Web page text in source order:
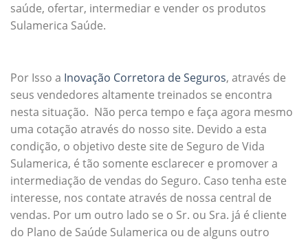
saúde, ofertar, intermediar e vender os produtos
Sulamerica Saúde.
Por Isso a Inovação Corretora de Seguros, através de
seus vendedores altamente treinados se encontra
nesta situação. Não perca tempo e faça agora mesmo
uma cotação através do nosso site. Devido a esta
condição, o objetivo deste site de Seguro de Vida
Sulamerica, é tão somente esclarecer e promover a
intermediação de vendas do Seguro. Caso tenha este
interesse, nos contate através de nossa central de
vendas. Por um outro lado se o Sr. ou Sra. já é cliente
do Plano de Saúde Sulamerica ou de alguns outro